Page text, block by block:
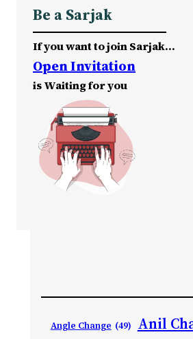
Be a Sarjak
If you want to join Sarjak…
Open Invitation
is Waiting for you
Angle Change (49) Anil